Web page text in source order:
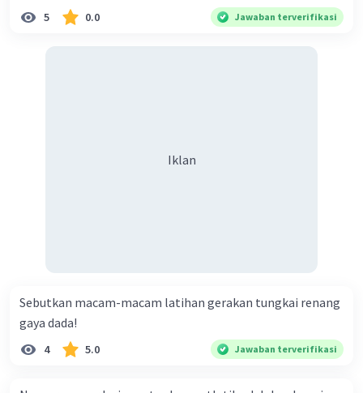
5 0.0 Jawaban terverifikasi
Iklan
Sebutkan macam-macam latihan gerakan tungkai renang
gaya dada!
4 5.0 Jawaban terverifikasi